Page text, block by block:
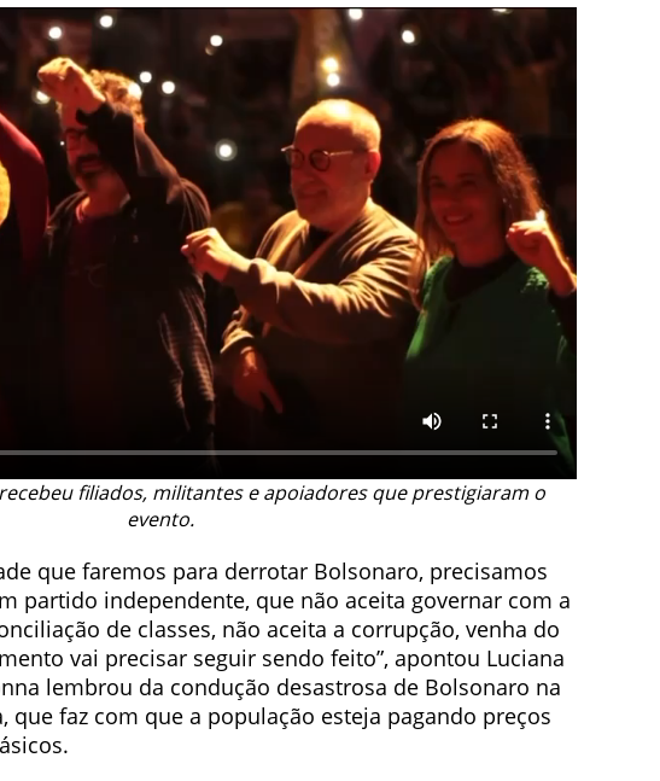
filiados, militantes e apoiadores que prestigiaram o
evento.
que faremos para derrotar Bolsonaro, precisamos
partido independente, que não aceita governar com a
de classes, não aceita a corrupção, venha do
vai precisar seguir sendo feito”, apontou Luciana
lembrou da condução desastrosa de Bolsonaro na
que faz com que a população esteja pagando preços